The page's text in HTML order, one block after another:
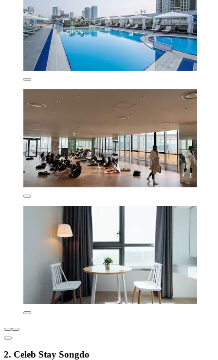
2. Celeb Stay Songdo